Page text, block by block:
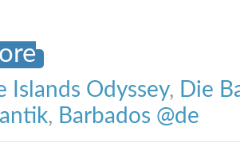
Islands Odyssey, Die
, Barbados @de